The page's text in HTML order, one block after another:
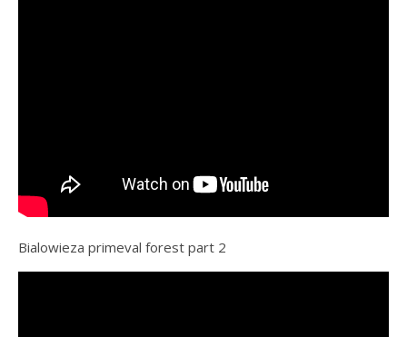
Bialowieza primeval forest part 2